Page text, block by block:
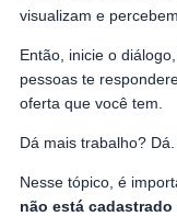
visualizam e
Então, inicie o
pessoas te
oferta que você tem.
Dá mais trabalho?
Nesse tópico, é
não está